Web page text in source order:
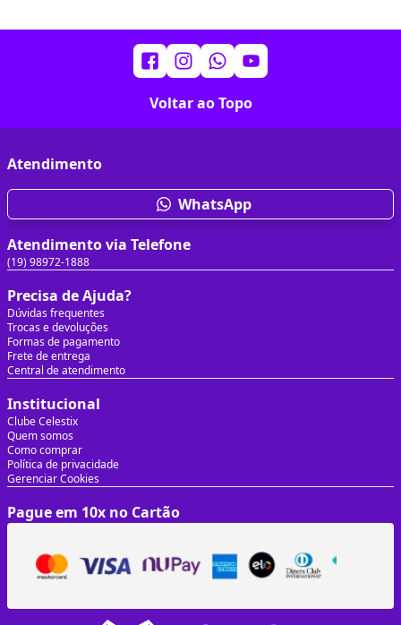
Voltar ao Topo
Atendimento
WhatsApp
Atendimento via Telefone
(19) 98972-1888
Precisa de Ajuda?
Dúvidas frequentes
Trocas e devoluções
Formas de pagamento
Frete de entrega
Central de atendimento
Institucional
Clube Celestix
Quem somos
Como comprar
Política de privacidade
Gerenciar Cookies
Pague em 10x no Cartão